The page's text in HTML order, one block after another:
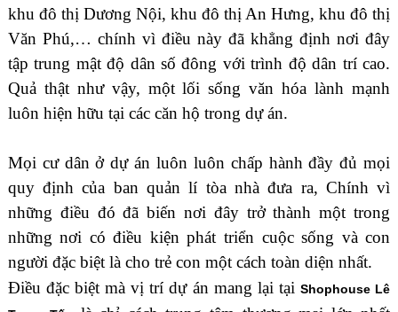
khu đô thị Dương Nội, khu đô thị An Hưng, khu đô thị
Văn Phú,… chính vì điều này đã khẳng định nơi đây
tập trung mật độ dân số đông với trình độ dân trí cao.
Quả thật như vậy, một lối sống văn hóa lành mạnh
luôn hiện hữu tại các căn hộ trong dự án.
Mọi cư dân ở dự án luôn luôn chấp hành đầy đủ mọi
quy định của ban quản lí tòa nhà đưa ra, Chính vì
những điều đó đã biến nơi đây trở thành một trong
những nơi có điều kiện phát triển cuộc sống và con
người đặc biệt là cho trẻ con một cách toàn diện nhất.
Điều đặc biệt mà vị trí dự án mang lại tạiShophouse Lê